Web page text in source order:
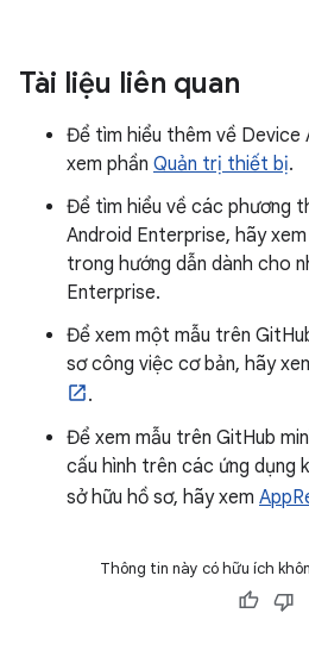
Tài liệu liên quan
Để tìm hiểu thêm về Device
xem phần Quản trị thiết bị.
Để tìm hiểu về các phương
Android Enterprise, hãy
trong hướng dẫn dành cho
Enterprise.
Để xem một mẫu trên
sơ công việc cơ bản, hãy
.
Để xem mẫu trên GitHub
cấu hình trên các ứng dụng
sở hữu hồ sơ, hãy xem
Thông tin này có hữu ích